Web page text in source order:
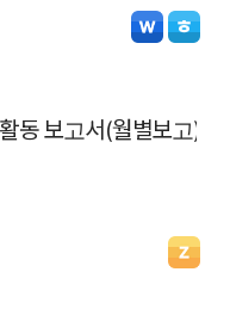
동 보고서(월별보고)